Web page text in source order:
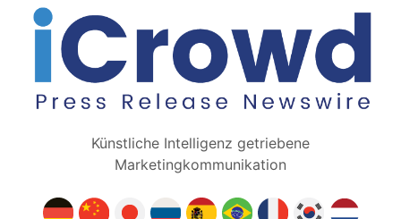
Künstliche Intelligenz getriebene
Marketingkommunikation